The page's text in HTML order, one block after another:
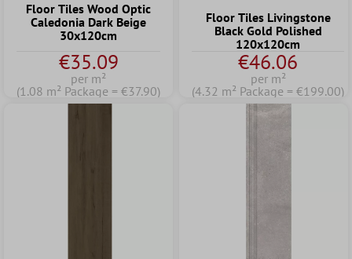
Floor Tiles Wood Optic
Caledonia Dark Beige
30x120cm
€35.09
per m²
(1.08 m² Package = €37.90)
Floor Tiles Livingstone
Black Gold Polished
120x120cm
€46.06
per m²
(4.32 m² Package = €199.00)